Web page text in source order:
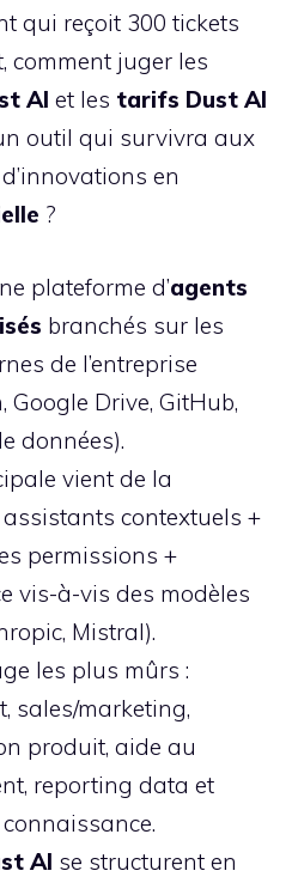
qui reçoit 300 tickets
comment juger les
AI et les tarifs Dust AI
outil qui survivra aux
en
?
plateforme d’agents
branchés sur les
de l’entreprise
Google Drive, GitHub,
données).
vient de la
contextuels +
permissions +
vis-à-vis des modèles
Mistral).
les plus mûrs :
sales/marketing,
produit, aide au
reporting data et
AI se structurent en